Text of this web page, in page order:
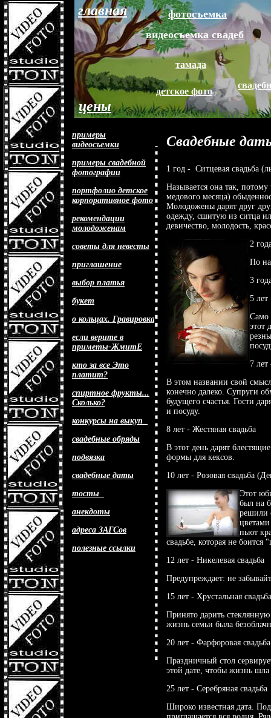
примеры
видеосъемки
примеры свадебной
фотографии
портфолио детское
корпоративное фото
рекомендации
молодоженам
советы для невесты
приглашение
выбор платья
букет
о кольцах. Гравировка
если верите в
приметы-ЖмитЕ
кто за все Это
платит?
спиртное фрукты...
Сколько?
конкурсы на выкуп
свадебные обряды
подвязка
свадебные даты
тосты
анекдоты
адреса ЗАГСов
полезные ссылки
главная
фотосъемка
видеосъемка свадеб
тамада
цены
детское фото
Свадебные
1 год - Ситцевая свадьба
Называется она так,
медового месяца)
Молодожены дарят друг
одежду, сшитую из ситца
девичество, молодость,
2
По
3
5 лет
Само
этот
7
В этом названии свой
конечно далеко. Супруги
будущего счастья. Гости
и посуду.
8 лет - Жестяная свадьба
В этот день дарят
формы для кексов.
10 лет - Розовая свадьба
Этот
был на
решили
пьют
свадьбе, которая не
12 лет - Никелевая свадьба
Предупреждает: не
15 лет - Хрустальная свадьба
Принято дарить
жизнь семьи была
20 лет - Фарфоровая свадьба
Праздничный стол
этой дате, чтобы жизнь
25 лет - Серебряная свадьба
Широко известная дата.